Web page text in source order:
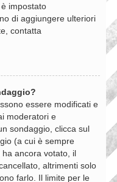
impostato
di aggiungere ulteriori
contatta
essere modificati e
moderatori e
sondaggio, clicca sul
(a cui è sempre
ancora votato, il
altrimenti solo
farlo. Il limite per le